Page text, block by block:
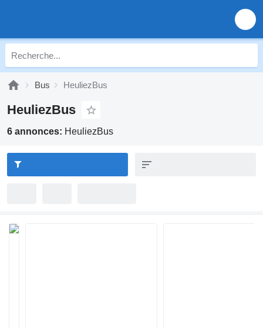
Bus HeuliezBus
HeuliezBus
6 annonces: HeuliezBus